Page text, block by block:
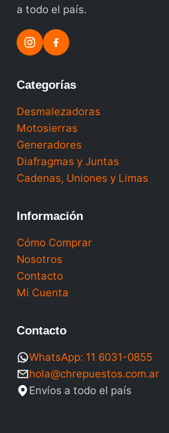
a todo el país.
Categorías
Desmalezadoras
Motosierras
Generadores
Diafragmas y Juntas
Cadenas, Uniones y Limas
Información
Cómo Comprar
Nosotros
Contacto
Mi Cuenta
Contacto
WhatsApp: 11 6031-0855
hola@chrepuestos.com.ar
Envíos a todo el país